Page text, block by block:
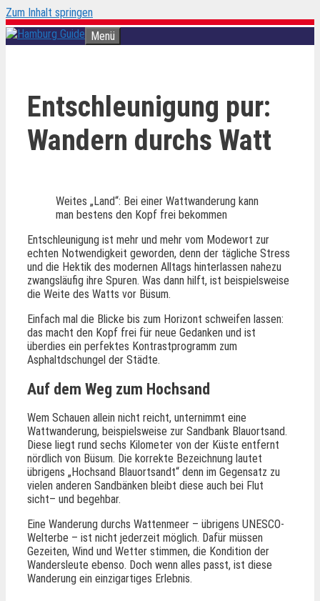
Zum Inhalt springen
Menü
Entschleunigung pur:
Wandern durchs Watt
Weites „Land“: Bei einer Wattwanderung kann
man bestens den Kopf frei bekommen
Entschleunigung ist mehr und mehr vom Modewort zur
echten Notwendigkeit geworden, denn der tägliche Stress
und die Hektik des modernen Alltags hinterlassen nahezu
zwangsläufig ihre Spuren. Was dann hilft, ist beispielsweise
die Weite des Watts vor Büsum.
Einfach mal die Blicke bis zum Horizont schweifen lassen:
das macht den Kopf frei für neue Gedanken und ist
überdies ein perfektes Kontrastprogramm zum
Asphaltdschungel der Städte.
Auf dem Weg zum Hochsand
Wem Schauen allein nicht reicht, unternimmt eine
Wattwanderung, beispielsweise zur Sandbank Blauortsand.
Diese liegt rund sechs Kilometer von der Küste entfernt
nördlich von Büsum. Die korrekte Bezeichnung lautet
übrigens „Hochsand Blauortsandt“ denn im Gegensatz zu
vielen anderen Sandbänken bleibt diese auch bei Flut
sicht– und begehbar.
Eine Wanderung durchs Wattenmeer – übrigens UNESCO-
Welterbe – ist nicht jederzeit möglich. Dafür müssen
Gezeiten, Wind und Wetter stimmen, die Kondition der
Wandersleute ebenso. Doch wenn alles passt, ist diese
Wanderung ein einzigartiges Erlebnis.